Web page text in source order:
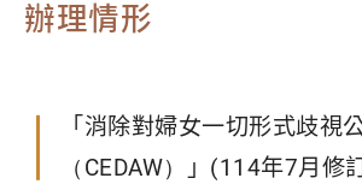
辦理情形
「消除對婦女一切形式歧視
（CEDAW）」(114年7月修